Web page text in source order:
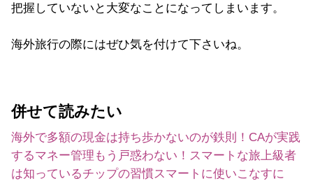
把握していないと大変なことになってしまいます。
海外旅行の際にはぜひ気を付けて下さいね。
併せて読みたい
海外で多額の現金は持ち歩かないのが鉄則！CAが実践
するマネー管理 もう戸惑わない！スマートな旅上級者
は知っているチップの習慣スマートに使いこなすに